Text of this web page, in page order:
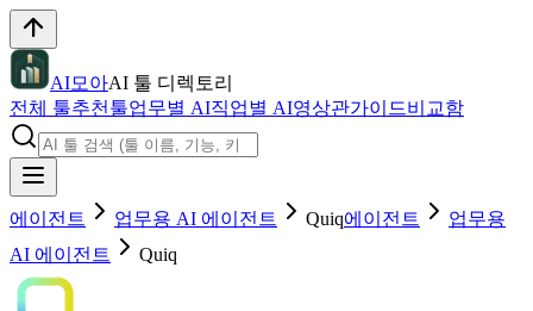
AI모아AI 툴 디렉토리
전체 툴추천툴업무별 AI직업별 AI영상관가이드비교함
에이전트 업무용 AI 에이전트 Quiq에이전트
업무용
AI 에이전트
Quiq